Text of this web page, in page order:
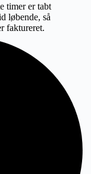
timer er tabt
løbende, så
faktureret.